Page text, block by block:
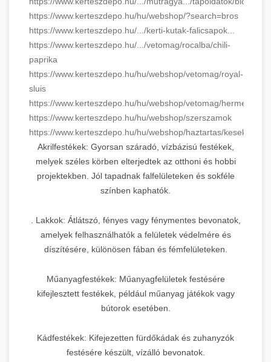
https://www.kerteszdepo.hu/hu/webshop/?search=bros
https://www.kerteszdepo.hu/.../kerti-kutak-falicsapok...
https://www.kerteszdepo.hu/.../vetomag/rocalba/chili-
paprika
https://www.kerteszdepo.hu/hu/webshop/vetomag/royal-
sluis
https://www.kerteszdepo.hu/hu/webshop/vetomag/hermes
https://www.kerteszdepo.hu/hu/webshop/szerszamok
https://www.kerteszdepo.hu/hu/webshop/haztartas/kesek
Akrilfestékek: Gyorsan száradó, vízbázisú festékek,
melyek széles körben elterjedtek az otthoni és hobbi
projektekben. Jól tapadnak falfelületeken és sokféle
színben kaphatók.
. Lakkok: Átlátszó, fényes vagy fénymentes bevonatok,
amelyek felhasználhatók a felületek védelmére és
díszítésére, különösen fában és fémfelületeken.
Műanyagfestékek: Műanyagfelületek festésére
kifejlesztett festékek, például műanyag játékok vagy
bútorok esetében.
Kádfestékek: Kifejezetten fürdőkádak és zuhanyzók
festésére készült, vízálló bevonatok.